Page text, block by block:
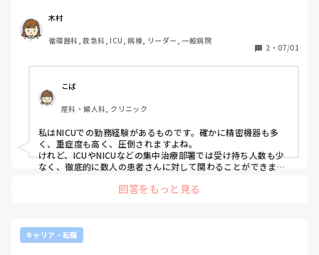
理かも」と心が折れそうになった時期をどうやって乗り越え
ましたか？「これが分かってからパッと視界が開けた」とい
うきっかけがあれば教えてほしいです。
木村
循環器科, 救急科, ICU, 病棟, リーダー, 一般病院
2 ・ 07/01
こば
産科・婦人科, クリニック
私はNICUでの勤務経験があるものです。確かに精密機器も多
く、重症度も高く、圧倒されますよね。
けれど、ICUやNICUなどの集中治療部署では受け持ち人数も少
なく、徹底的に数人の患者さんに対して関わることができま
の1番の自信につながると思います。
ただ、ICU系は向き不向きがあると思うので、無理はしすぎず
に。
回答をもっと見る
キャリア・転職